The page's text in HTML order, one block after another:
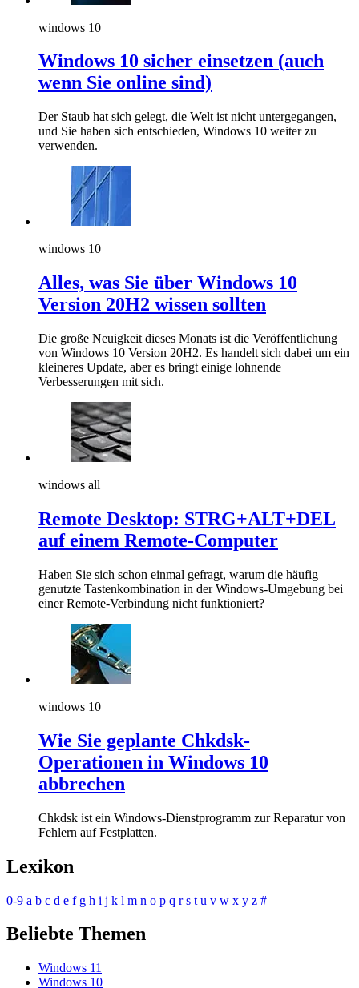
windows 10
Windows 10 sicher einsetzen (auch
wenn Sie online sind)
Der Staub hat sich gelegt, die Welt ist nicht untergegangen,
und Sie haben sich entschieden, Windows 10 weiter zu
verwenden.
windows 10
Alles, was Sie über Windows 10
Version 20H2 wissen sollten
Die große Neuigkeit dieses Monats ist die Veröffentlichung
von Windows 10 Version 20H2. Es handelt sich dabei um ein
kleineres Update, aber es bringt einige lohnende
Verbesserungen mit sich.
windows all
Remote Desktop: STRG+ALT+DEL
auf einem Remote-Computer
Haben Sie sich schon einmal gefragt, warum die häufig
genutzte Tastenkombination in der Windows-Umgebung bei
einer Remote-Verbindung nicht funktioniert?
windows 10
Wie Sie geplante Chkdsk-
Operationen in Windows 10
abbrechen
Chkdsk ist ein Windows-Dienstprogramm zur Reparatur von
Fehlern auf Festplatten.
Lexikon
0-9 a b c d e f g h i j k l m n o p q r s t u v w x y z #
Beliebte Themen
Windows 11
Windows 10